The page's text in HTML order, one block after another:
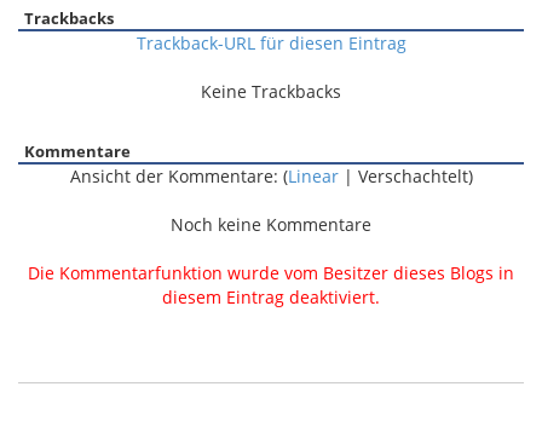
Trackbacks
Trackback-URL für diesen Eintrag
Keine Trackbacks
Kommentare
Ansicht der Kommentare: (Linear| Verschachtelt)
Noch keine Kommentare
Die Kommentarfunktion wurde vom Besitzer dieses Blogs in
diesem Eintrag deaktiviert.